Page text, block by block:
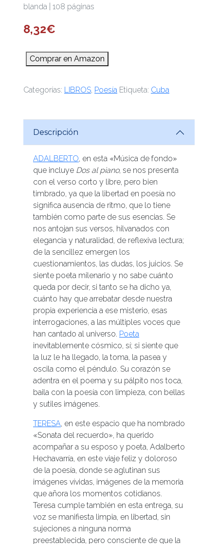
blanda | 108 páginas
8,32€
Comprar en Amazon
Categorías: LIBROS, Poesía Etiqueta: Cuba
Descripción
ADALBERTO, en esta «Música de fondo»
que incluye Dos al piano, se nos presenta
con el verso corto y libre, pero bien
timbrado, ya que la libertad en poesía no
significa ausencia de ritmo, que lo tiene
también como parte de sus esencias. Se
nos antojan sus versos, hilvanados con
elegancia y naturalidad, de reflexiva lectura;
de la sencillez emergen los
cuestionamientos, las dudas, los juicios. Se
siente poeta milenario y no sabe cuánto
queda por decir, si tanto se ha dicho ya,
cuánto hay que arrebatar desde nuestra
propia experiencia a ese misterio, esas
interrogaciones, a las múltiples voces que
han cantado al universo. Poeta
inevitablemente cósmico, sí; si siente que
la luz le ha llegado, la toma, la pasea y
oscila como el péndulo. Su corazón se
adentra en el poema y su pálpito nos toca,
baila con la poesía con limpieza, con bellas
y sutiles imágenes.
TERESA, en este espacio que ha nombrado
«Sonata del recuerdo», ha querido
acompañar a su esposo y poeta, Adalberto
Hechavarría, en este viaje feliz y doloroso
de la poesía, donde se aglutinan sus
imágenes vívidas, imágenes de la memoria
que añora los momentos cotidianos.
Teresa cumple también en esta entrega, su
voz se manifiesta limpia, en libertad, sin
sujeciones a ninguna norma
preestablecida, pero consciente de que la